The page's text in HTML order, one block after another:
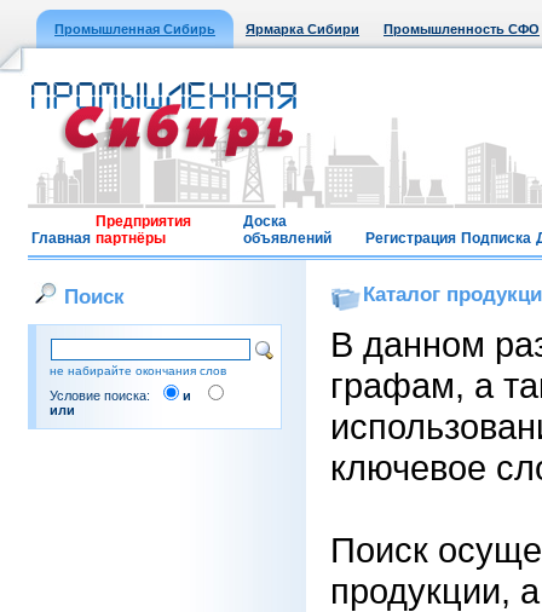
Промышленная Сибирь Ярмарка Сибири Промышленность СФО
Главная
Предприятия
партнёры
Доска
объявлений
Регистрация Подписка
Поиск
не набирайте окончания слов
Условие поиска:
и
или
Каталог
В данном
графам, а
ключевое
Поиск
продукции,